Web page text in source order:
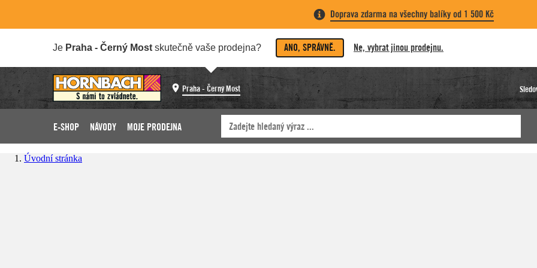
Doprava zdarma na všechny balíky od 1 500 Kč
Je Praha - Černý Most skutečně vaše prodejna? ANO, SPRÁVNĚ. Ne, vybrat jinou prodejnu.
Praha - Černý Most
E-SHOP NÁVODY MOJE PRODEJNA
Úvodní stránka